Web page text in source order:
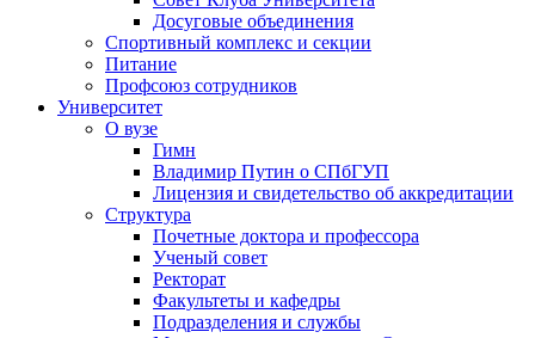
Досуговые объединения
Спортивный комплекс и секции
Питание
Профсоюз сотрудников
Университет
О вузе
Гимн
Владимир Путин о СПбГУП
Лицензия и свидетельство об аккредитации
Структура
Почетные доктора и профессора
Ученый совет
Ректорат
Факультеты и кафедры
Подразделения и службы